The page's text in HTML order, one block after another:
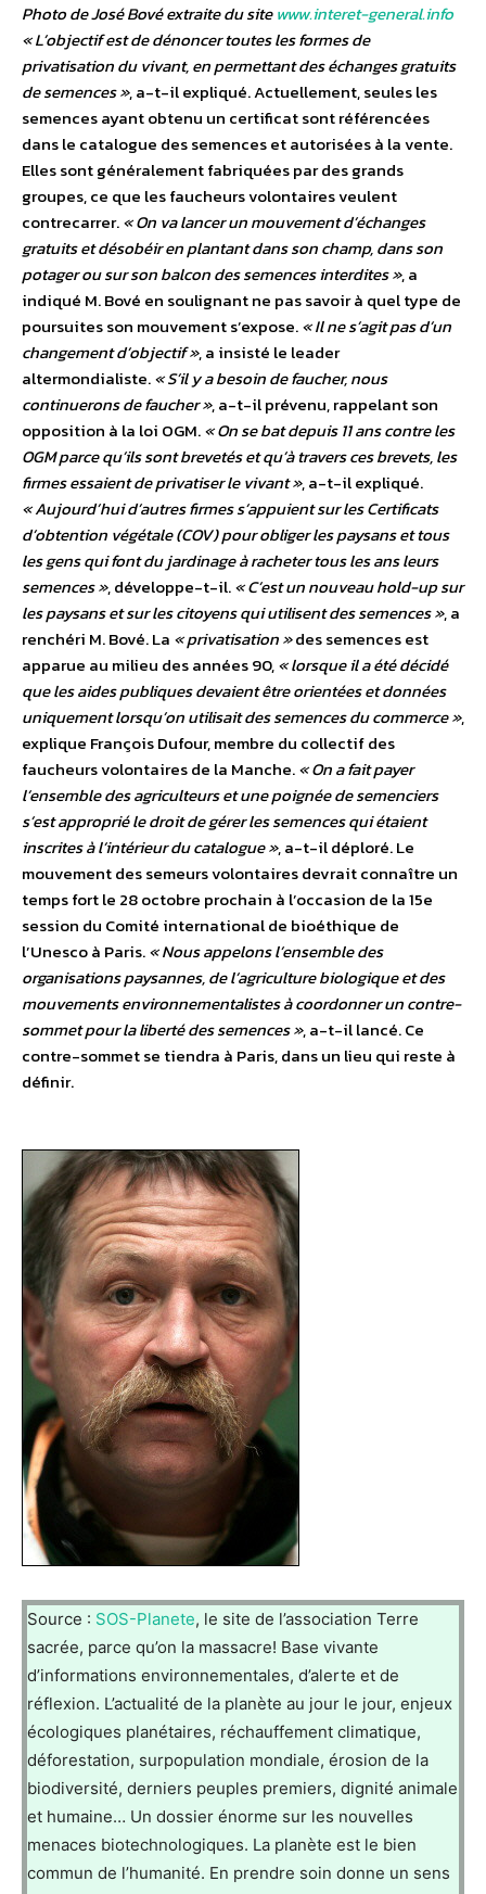
Photo de José Bové extraite du sitewww.interet-general.info
« L’objectif est de dénoncer toutes les formes de
privatisation du vivant, en permettant des échanges gratuits
de semences », a-t-il expliqué. Actuellement, seules les
semences ayant obtenu un certificat sont référencées
dans le catalogue des semences et autorisées à la vente.
Elles sont généralement fabriquées par des grands
groupes, ce que les faucheurs volontaires veulent
contrecarrer.« On va lancer un mouvement d’échanges
gratuits et désobéir en plantant dans son champ, dans son
potager ou sur son balcon des semences interdites », a
indiqué M. Bové en soulignant ne pas savoir à quel type de
poursuites son mouvement s’expose.« Il ne s’agit pas d’un
changement d’objectif », a insisté le leader
altermondialiste.« S’il y a besoin de faucher, nous
continuerons de faucher », a-t-il prévenu, rappelant son
opposition à la loi OGM.« On se bat depuis 11 ans contre les
OGM parce qu’ils sont brevetés et qu’à travers ces brevets, les
firmes essaient de privatiser le vivant », a-t-il expliqué.
« Aujourd’hui d’autres firmes s’appuient sur les Certificats
d’obtention végétale (COV) pour obliger les paysans et tous
les gens qui font du jardinage à racheter tous les ans leurs
semences », développe-t-il.« C’est un nouveau hold-up sur
les paysans et sur les citoyens qui utilisent des semences », a
renchéri M. Bové. La « privatisation »des semences est
apparue au milieu des années 90,« lorsque il a été décidé
que les aides publiques devaient être orientées et données
uniquement lorsqu’on utilisait des semences du commerce »,
explique François Dufour, membre du collectif des
faucheurs volontaires de la Manche.« On a fait payer
l’ensemble des agriculteurs et une poignée de semenciers
s’est approprié le droit de gérer les semences qui étaient
inscrites à l’intérieur du catalogue », a-t-il déploré. Le
mouvement des semeurs volontaires devrait connaître un
temps fort le 28 octobre prochain à l’occasion de la 15e
session du Comité international de bioéthique de
l’Unesco à Paris.« Nous appelons l’ensemble des
organisations paysannes, de l’agriculture biologique et des
mouvements environnementalistes à coordonner un contre-
sommet pour la liberté des semences », a-t-il lancé. Ce
contre-sommet se tiendra à Paris, dans un lieu qui reste à
définir.
Source : SOS-Planete, le site de l’association Terre
sacrée, parce qu’on la massacre! Base vivante
d’informations environnementales, d’alerte et de
réflexion. L’actualité de la planète au jour le jour, enjeux
écologiques planétaires, réchauffement climatique,
déforestation, surpopulation mondiale, érosion de la
biodiversité, derniers peuples premiers, dignité animale
et humaine… Un dossier énorme sur les nouvelles
menaces biotechnologiques. La planète est le bien
commun de l’humanité. En prendre soin donne un sens